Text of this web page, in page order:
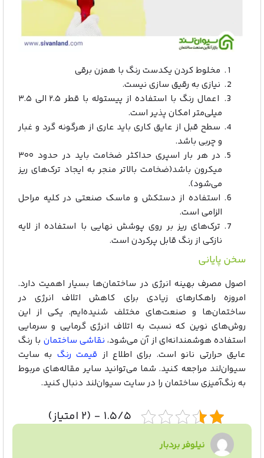
مخلوط کردن یکدست رنگ با همزن برقی
نیازی به رقیق سازی نیست.
اعمال رنگ با استفاده از پیستوله با قطر ۲.۵ الی ۳.۵
میلی‌متر امکان پذیر است.
سطح قبل از عایق کاری باید عاری از هرگونه گرد و غبار
و چربی باشد.
در هر بار اسپری حداکثر ضخامت باید در حدود ۳۰۰
میکرون باشد(ضخامت بالاتر منجر به ایجاد ترک‌های ریز
می‌شود).
استفاده از دستکش و ماسک صنعتی در کلیه مراحل
الزامی است.
ترک‌های ریز بر روی پوشش نهایی با استفاده از لایه
نازکی از رنگ قابل پرکردن است.
سخن پایانی
اصول مصرف بهینه انرژی در ساختمان‌ها بسیار اهمیت دارد.
امروزه راهکار‌های زیادی برای کاهش اتلاف انرژی در
ساختمان‌ها و صنعت‌های مختلف شنیده‌ایم. یکی از این
روش‌های نوین که نسبت به اتلاف انرژی گرمایی و سرمایی
استفاده هوشمندانه‌ای از آن می‌شود، نقاشی ساختمان با رنگ
عایق حرارتی نانو است. برای اطلاع از قیمت رنگ به سایت
سیوان‌لند مراجعه کنید. شما می‌توانید سایر مقاله‌های مربوط
به رنگ‌آمیزی ساختمان را در سایت سیوان‌لند دنبال کنید.
۱.۵/۵ - (۲ امتیاز)
نیلوفر بردبار